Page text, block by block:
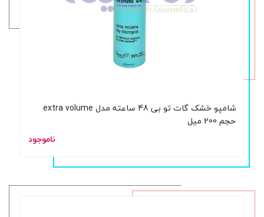
شامپو خشک گات تو بی 48 ساعته مدل extra volume
حجم 200 میل
ناموجود